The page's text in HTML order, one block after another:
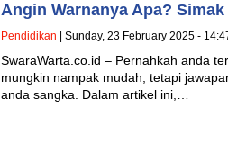
Angin Warnanya Apa?
Pendidikan | Sunday, 23 February 2025 -
SwaraWarta.co.id – Pernahkah anda
mungkin nampak mudah, tetapi
anda sangka. Dalam artikel ini,…